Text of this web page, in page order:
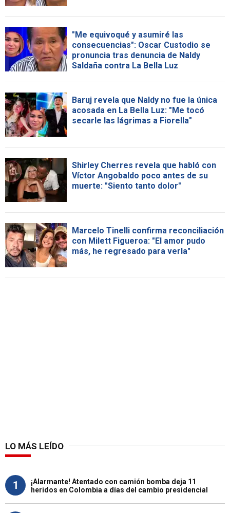
"Me equivoqué y asumiré las
consecuencias": Oscar Custodio se
pronuncia tras denuncia de Naldy
Saldaña contra La Bella Luz
Baruj revela que Naldy no fue la única
acosada en La Bella Luz: "Me tocó
secarle las lágrimas a Fiorella"
Shirley Cherres revela que habló con
Víctor Angobaldo poco antes de su
muerte: "Siento tanto dolor"
Marcelo Tinelli confirma reconciliación
con Milett Figueroa: "El amor pudo
más, he regresado para verla"
LO MÁS LEÍDO
1
¡Alarmante! Atentado con camión bomba deja 11
heridos en Colombia a días del cambio presidencial